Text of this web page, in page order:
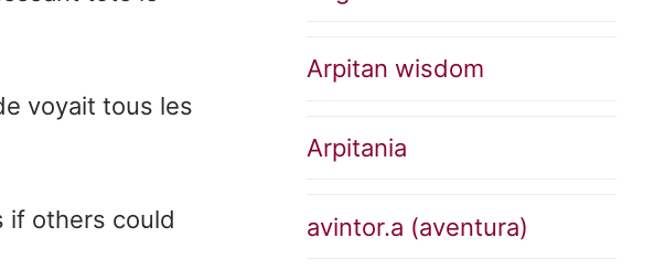
voyait tous les
if others could
Arpitan wisdom
Arpitania
avintor.a (aventura)